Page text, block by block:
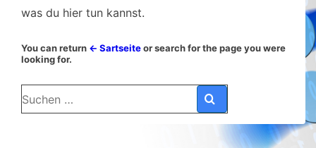
was du hier tun kannst.
You can return ← Sartseiteor search for the page you were
looking for.
Suchen
nach: